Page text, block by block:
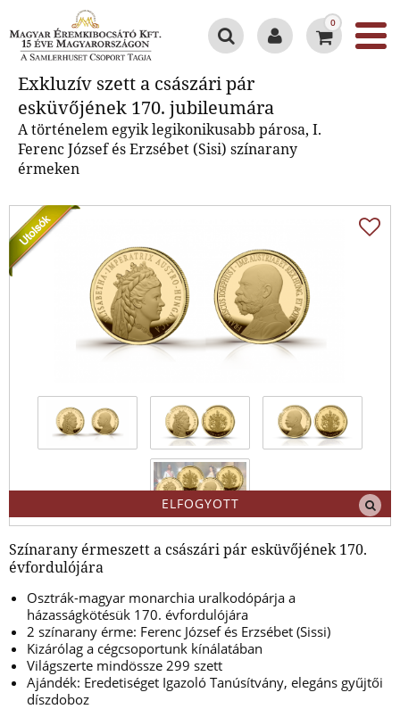
0
Exkluzív szett a császári pár
esküvőjének 170. jubileumára
A történelem egyik legikonikusabb párosa, I.
Ferenc József és Erzsébet (Sisi) színarany
érmeken
ELFOGYOTT
Színarany érmeszett a császári pár esküvőjének 170.
évfordulójára
Osztrák-magyar monarchia uralkodópárja a
házasságkötésük 170. évfordulójára
2 színarany érme: Ferenc József és Erzsébet (Sissi)
Kizárólag a cégcsoportunk kínálatában
Világszerte mindössze 299 szett
Ajándék: Eredetiséget Igazoló Tanúsítvány, elegáns gyűjtői
díszdoboz
Exkluzív szett a császári pár
esküvőjének 170. jubileumára